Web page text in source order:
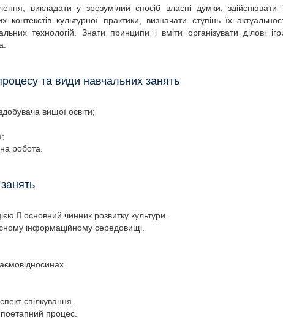
викладати у зрозумілий спосіб власні думки,
контекстів культурної практики, визначати ступінь їх
технологій. Знати принципи і вміти організувати
та види навчальних занять
вищої освіти;
робота.
 основний чинник розвитку культури.
інформаційному середовищі.
спілкування.
процес.